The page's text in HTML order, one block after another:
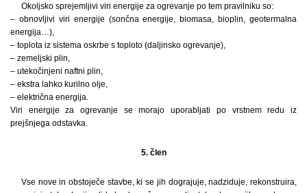
Okoljsko sprejemljivi viri energije za ogrevanje po tem pravilniku so:
– obnovljivi viri energije (sončna energije, biomasa, bioplin, geotermalna
energija…),
– toplota iz sistema oskrbe s toploto (daljinsko ogrevanje),
– zemeljski plin,
– utekočinjeni naftni plin,
– ekstra lahko kurilno olje,
– električna energija.
Viri energije za ogrevanje se morajo uporabljati po vrstnem redu iz
prejšnjega odstavka.
5. člen
Vse nove in obstoječe stavbe, ki se jih dograjuje, nadziduje, rekonstruira,